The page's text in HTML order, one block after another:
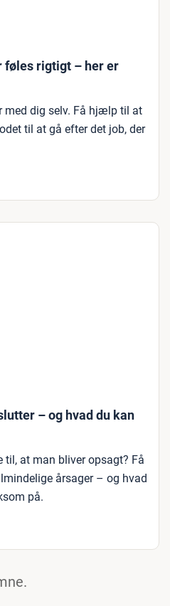
føles rigtigt – her er
med dig selv. Få hjælp til at
til at gå efter det job, der
– og hvad du kan
til, at man bliver opsagt? Få
årsager – og hvad
på.